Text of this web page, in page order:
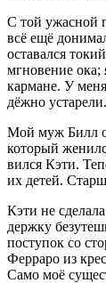
С той ужас­ной
всё ещё
оста­вал­ся
мгно­ве­ние ока;
кар­мане. У
дёж­но
Мой муж Билл
кото­рый
вил­ся Кэти.
их детей.
Кэти не
держ­ку
посту­пок со
Фер­ра­ро из
Само моё